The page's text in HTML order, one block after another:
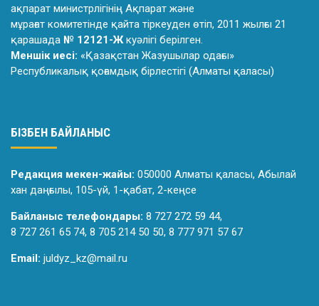
ақпарат министрлiгiнiң Ақпарат және
мұрағат комитетiнде қайта тiркеуден өтiп, 2011 жылғы 21
қарашада № 12121-Жкуәлiгi берiлген.
Меншік иесі: «Қазақстан Жазушылар одағы»
Республикалық қоғамдық бірлестігі (Алматы қаласы)
БІЗБЕН БАЙЛАНЫС
Редакция мекен-жайы: 050000 Алматы қаласы, Абылай
хан даңғылы, 105-үй, 1-қабат, 2-кеңсе
Байланыс телефондары: 8 727 272 59 44,
8 727 261 65 74, 8 705 214 50 50, 8 777 971 57 67
Email: juldyz_kz@mail.ru